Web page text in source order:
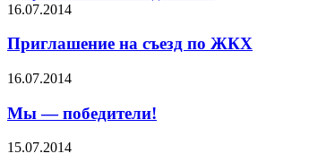
16.07.2014
Приглашение на съезд по ЖКХ
16.07.2014
Мы — победители!
15.07.2014